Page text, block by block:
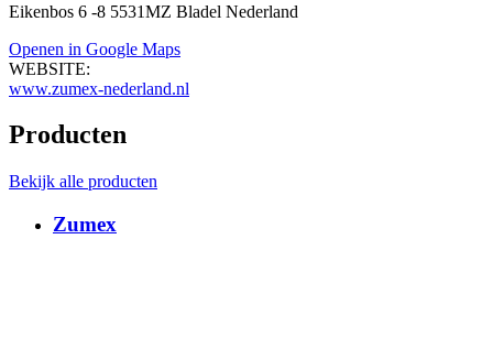
Eikenbos 6 -8 5531MZ Bladel Nederland
Openen in Google Maps
WEBSITE:
www.zumex-nederland.nl
Producten
Bekijk alle producten
Zumex